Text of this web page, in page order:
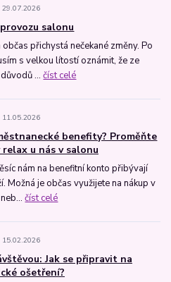
29.07.2026
salonu
přichystá nečekané změny. Po
s velkou lítostí oznámit, že ze
...číst celé
11.05.2026
benefity? Proměňte
relax u nás v salonu
nám na benefitní konto přibývají
Možná je občas využijete na nákup v
číst celé
15.02.2026
Jak se připravit na
ošetření?